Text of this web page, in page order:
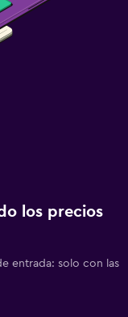
los precios
entrada: solo con las